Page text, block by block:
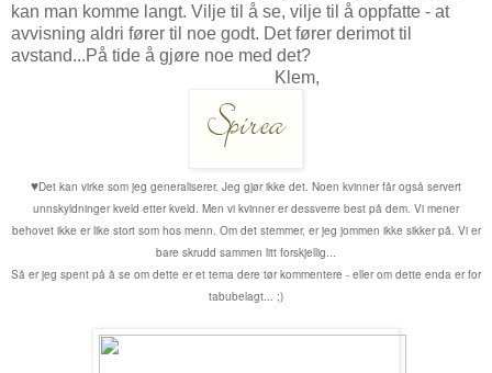
kan man komme langt. Vilje til å se, vilje til å oppfatte - at
avvisning aldri fører til noe godt. Det fører derimot til
avstand...På tide å gjøre noe med det?
Klem,
♥Det kan virke som jeg generaliserer. Jeg gjør ikke det. Noen kvinner får også servert
unnskyldninger kveld etter kveld. Men vi kvinner er dessverre best på dem. Vi mener
behovet ikke er like stort som hos menn. Om det stemmer, er jeg jommen ikke sikker på. Vi er
bare skrudd sammen litt forskjellig...
Så er jeg spent på å se om dette er et tema dere tør kommentere - eller om dette enda er for
tabubelagt... ;)